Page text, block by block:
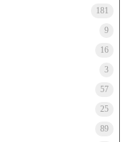
181
9
16
3
57
25
89